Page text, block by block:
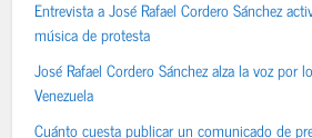
Entrevista a José Rafael Cordero Sánchez
música de protesta
José Rafael Cordero Sánchez alza la voz por
Venezuela
Cuánto cuesta publicar un comunicado de